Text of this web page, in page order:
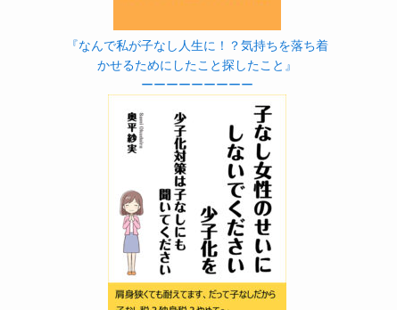
『なんで私が子なし人生に！？気持ちを落ち着
かせるためにしたこと探したこと』
ーーーーーーーーー